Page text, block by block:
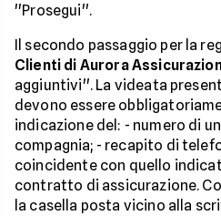
''Prosegui''.
Il secondo passaggio per la
Clienti di Aurora
aggiuntivi''. La videata
devono essere
indicazione del: - numero di
compagnia; - recapito di
coincidente con quello
contratto di assicurazione.
la casella posta vicino alla